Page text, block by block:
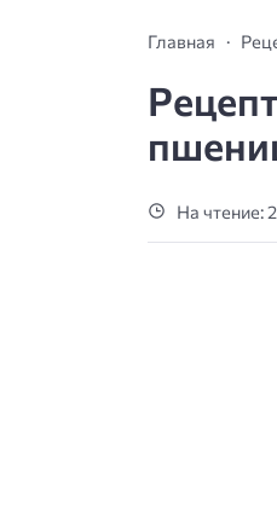
Главная
На чтение: